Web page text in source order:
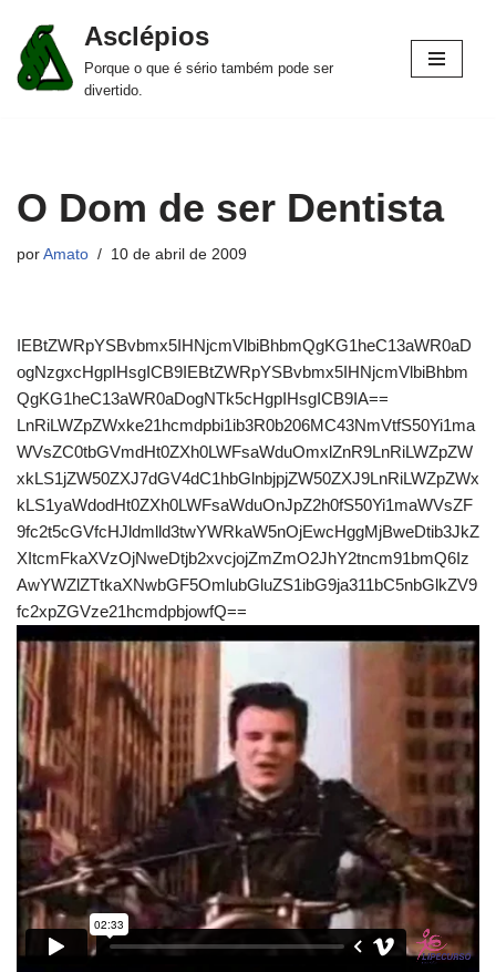
Pular
para
Asclépios
Porque o que é sério também pode ser
divertido.
O Dom de ser Dentista
por Amato 10 de abril de 2009
IEBtZWRpYSBvbmx5IHNjcmVlbiBhbmQgKG1heC13aWR0aD
ogNzgxcHgpIHsgICB9IEBtZWRpYSBvbmx5IHNjcmVlbiBhbm
QgKG1heC13aWR0aDogNTk5cHgpIHsgICB9IA==
LnRiLWZpZWxke21hcmdpbi1ib3R0b206MC43NmVtfS50Yi1ma
WVsZC0tbGVmdHt0ZXh0LWFsaWduOmxlZnR9LnRiLWZpZW
xkLS1jZW50ZXJ7dGV4dC1hbGlnbjpjZW50ZXJ9LnRiLWZpZWx
kLS1yaWdodHt0ZXh0LWFsaWduOnJpZ2h0fS50Yi1maWVsZF
9fc2t5cGVfcHJldmlld3twYWRkaW5nOjEwcHggMjBweDtib3JkZ
XItcmFkaXVzOjNweDtjb2xvcjojZmZmO2JhY2tncm91bmQ6Iz
AwYWZlZTtkaXNwbGF5OmlubGluZS1ibG9ja311bC5nbGlkZV9
fc2xpZGVze21hcmdpbjowfQ==